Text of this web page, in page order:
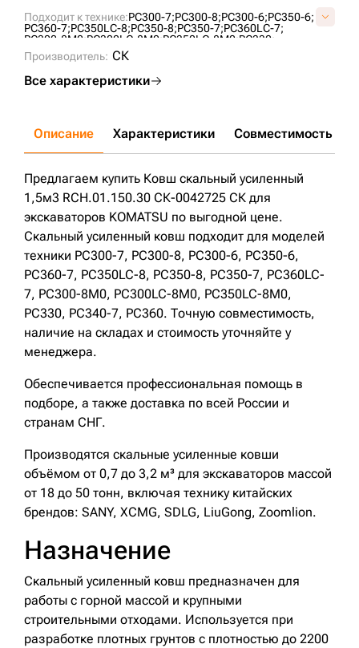
Подходит к технике:PC300-7;PC300-8;PC300-6;PC350-6;
PC360-7;PC350LC-8;PC350-8;PC350-7;PC360LC-7;
PC300-8M0;PC300LC-8M0;PC350LC-8M0;PC330;
PC340-7;
Производитель: СК
Все характеристики
Описание Характеристики Совместимость
Предлагаем купить Ковш скальный усиленный
1,5м3 RCH.01.150.30 СК-0042725 СК для
экскаваторов KOMATSU по выгодной цене.
Скальный усиленный ковш подходит для моделей
техники PC300-7, PC300-8, PC300-6, PC350-6,
PC360-7, PC350LC-8, PC350-8, PC350-7, PC360LC-
7, PC300-8M0, PC300LC-8M0, PC350LC-8M0,
PC330, PC340-7, PC360. Точную совместимость,
наличие на складах и стоимость уточняйте у
менеджера.
Обеспечивается профессиональная помощь в
подборе, а также доставка по всей России и
странам СНГ.
Производятся скальные усиленные ковши
объёмом от 0,7 до 3,2 м³ для экскаваторов массой
от 18 до 50 тонн, включая технику китайских
брендов: SANY, XCMG, SDLG, LiuGong, Zoomlion.
Назначение
Скальный усиленный ковш предназначен для
работы с горной массой и крупными
строительными отходами. Используется при
разработке плотных грунтов с плотностью до 2200